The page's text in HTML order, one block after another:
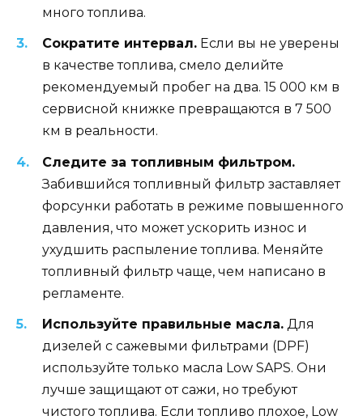
много топлива.
Сократите интервал. Если вы не уверены
в качестве топлива, смело делийте
рекомендуемый пробег на два. 15 000 км в
сервисной книжке превращаются в 7 500
км в реальности.
Следите за топливным фильтром.
Забившийся топливный фильтр заставляет
форсунки работать в режиме повышенного
давления, что может ускорить износ и
ухудшить распыление топлива. Меняйте
топливный фильтр чаще, чем написано в
регламенте.
Используйте правильные масла. Для
дизелей с сажевыми фильтрами (DPF)
используйте только масла Low SAPS. Они
лучше защищают от сажи, но требуют
чистого топлива. Если топливо плохое, Low